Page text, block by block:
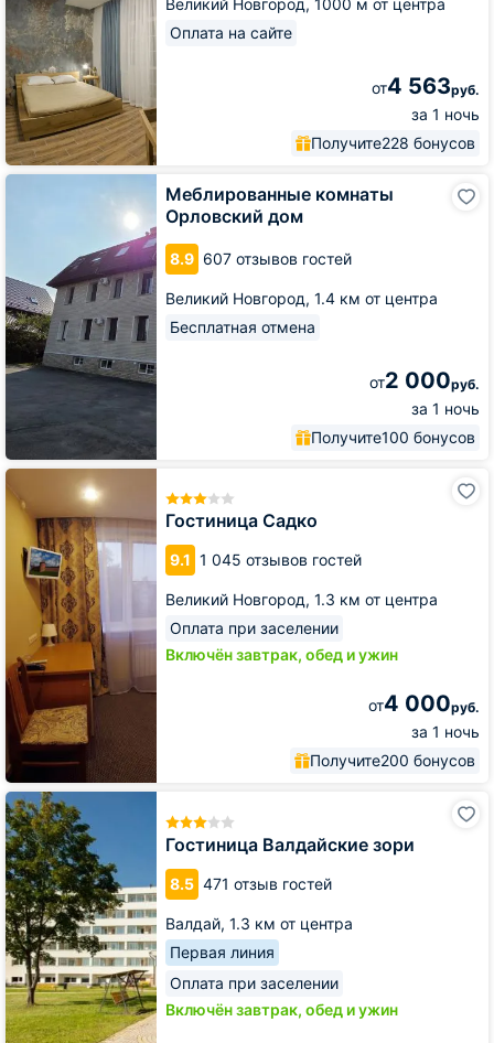
Оплата на сайте
от4 563руб.
за 1 ночь
Получите228 бонусов
Меблированные комнаты
Орловский дом
8.9 607 отзывов гостей
Великий Новгород, 1.4 км от центра
Бесплатная отмена
от2 000руб.
за 1 ночь
Получите100 бонусов
Меблированные
Гостиница Садко
9.1 1 045 отзывов гостей
Великий Новгород, 1.3 км от центра
Оплата при заселении
Включён завтрак, обед и ужин
от4 000руб.
за 1 ночь
Получите200 бонусов
Гостиница
Садко
Гостиница Валдайские зори
8.5 471 отзыв гостей
Валдай, 1.3 км от центра
Первая линия
Оплата при заселении
Включён завтрак, обед и ужин
Гостиница
Валдайские
зори